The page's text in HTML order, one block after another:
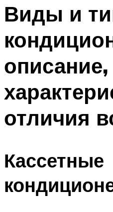
Виды и
описание,
отличия
Кассетные